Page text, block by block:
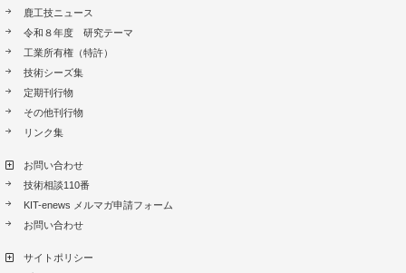
鹿工技ニュース
令和８年度 研究テーマ
工業所有権（特許）
技術シーズ集
定期刊行物
その他刊行物
リンク集
お問い合わせ
技術相談110番
KIT-enews メルマガ申請フォーム
お問い合わせ
サイトポリシー